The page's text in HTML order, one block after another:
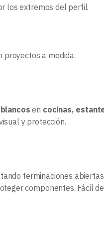
los extremos del perfil.
proyectos a medida.
en cocinas,
y protección.
terminaciones
componentes. Fácil